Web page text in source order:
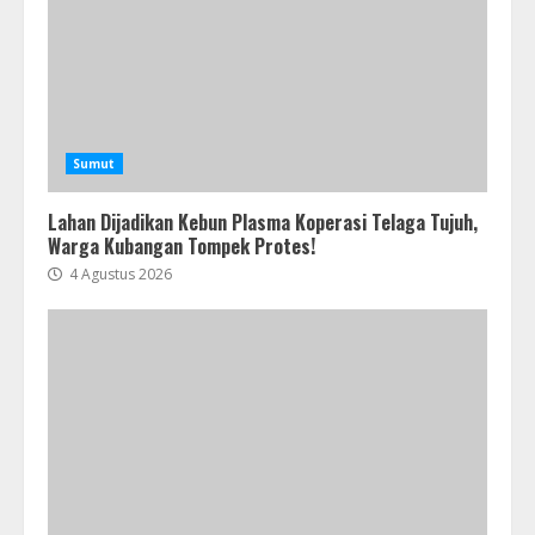
Sumut
Lahan Dijadikan Kebun Plasma Koperasi Telaga Tujuh,
Warga Kubangan Tompek Protes!
4 Agustus 2026